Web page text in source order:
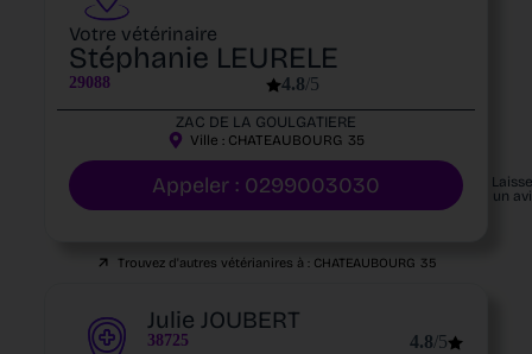
Votre vétérinaire
Stéphanie LEURELE
29088 4.8/5
ZAC DE LA GOULGATIERE
Ville : CHATEAUBOURG 35
Appeler : 0299003030
un
Trouvez d'autres vétérianires à : CHATEAUBOURG 35
Julie JOUBERT
38725 4.8/5